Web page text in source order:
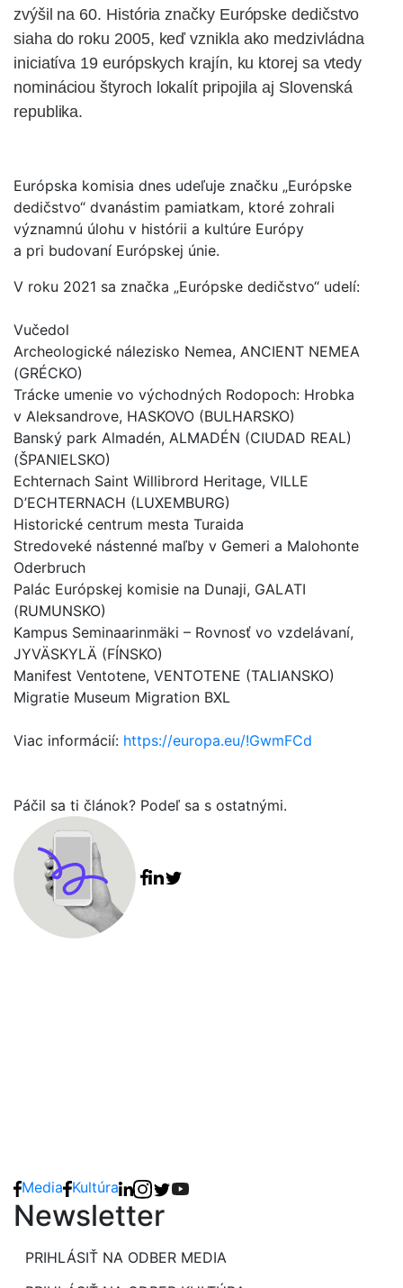
zvýšil na 60. História značky Európske dedičstvo
siaha do roku 2005, keď vznikla ako medzivládna
iniciatíva 19 európskych krajín, ku ktorej sa vtedy
nomináciou štyroch lokalít pripojila aj Slovenská
republika.
Európska komisia dnes udeľuje značku „Európske
dedičstvo“ dvanástim pamiatkam, ktoré zohrali
významnú úlohu v histórii a kultúre Európy
a pri budovaní Európskej únie.
V roku 2021 sa značka „Európske dedičstvo“ udelí:
Vučedol
Archeologické nálezisko Nemea, ANCIENT NEMEA
(GRÉCKO)
Trácke umenie vo východných Rodopoch: Hrobka
v Aleksandrove, HASKOVO (BULHARSKO)
Banský park Almadén, ALMADÉN (CIUDAD REAL)
(ŠPANIELSKO)
Echternach Saint Willibrord Heritage, VILLE
D’ECHTERNACH (LUXEMBURG)
Historické centrum mesta Turaida
Stredoveké nástenné maľby v Gemeri a Malohonte
Oderbruch
Palác Európskej komisie na Dunaji, GALATI
(RUMUNSKO)
Kampus Seminaarinmäki – Rovnosť vo vzdelávaní,
JYVÄSKYLÄ (FÍNSKO)
Manifest Ventotene, VENTOTENE (TALIANSKO)
Migratie Museum Migration BXL
Viac informácií: https://europa.eu/!GwmFCd
Páčil sa ti článok? Podeľ sa s ostatnými.
Media Kultúra
Newsletter
PRIHLÁSIŤ NA ODBER MEDIA